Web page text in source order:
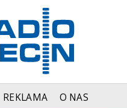
REKLAMA O NAS